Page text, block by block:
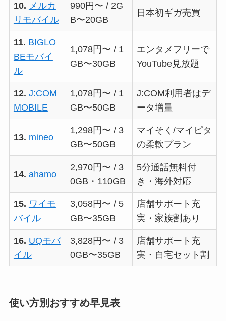
10. メルカ
リモバイル
990円〜 / 2G
B〜20GB
日本初ギガ売買
11. BIGLO
BEモバイ
ル
1,078円〜 / 1
GB〜30GB
エンタメフリーで
YouTube見放題
12. J:COM
MOBILE
1,078円〜 / 1
GB〜50GB
J:COM利用者はデ
ータ増量
13. mineo
1,298円〜 / 3
GB〜50GB
マイそく/マイピタ
の柔軟プラン
14. ahamo
2,970円〜 / 3
0GB・110GB
5分通話無料付
き・海外対応
15. ワイモ
バイル
3,058円〜 / 5
GB〜35GB
店舗サポート充
実・家族割あり
16. UQモバ
イル
3,828円〜 / 3
0GB〜35GB
店舗サポート充
実・自宅セット割
使い方別おすすめ早見表